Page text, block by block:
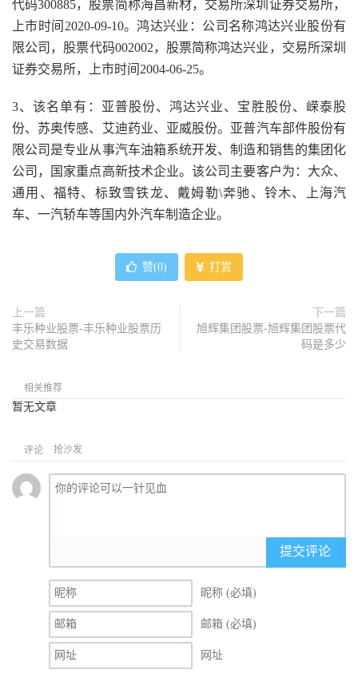
代码300885，股票简称海昌新材，交易所深圳证券交易所，
上市时间2020-09-10。鸿达兴业：公司名称鸿达兴业股份有
限公司，股票代码002002，股票简称鸿达兴业，交易所深圳
证券交易所，上市时间2004-06-25。
3、该名单有：亚普股份、鸿达兴业、宝胜股份、嵘泰股
份、苏奥传感、艾迪药业、亚威股份。亚普汽车部件股份有
限公司是专业从事汽车油箱系统开发、制造和销售的集团化
公司，国家重点高新技术企业。该公司主要客户为：大众、
通用、福特、标致雪铁龙、戴姆勒\奔驰、铃木、上海汽
车、一汽轿车等国内外汽车制造企业。
赞(0) 打赏
上一篇
丰乐种业股票-丰乐种业股票历
史交易数据
下一篇
旭辉集团股票-旭辉集团股票代
码是多少
相关推荐
暂无文章
评论 抢沙发
提交评论
昵称 (必填)
邮箱 (必填)
网址